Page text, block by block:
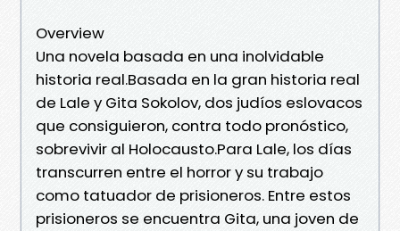
Overview
Una novela basada en una inolvidable
historia real.Basada en la gran historia real
de Lale y Gita Sokolov, dos judíos eslovacos
que consiguieron, contra todo pronóstico,
sobrevivir al Holocausto.Para Lale, los días
transcurren entre el horror y su trabajo
como tatuador de prisioneros. Entre estos
prisioneros se encuentra Gita, una joven de